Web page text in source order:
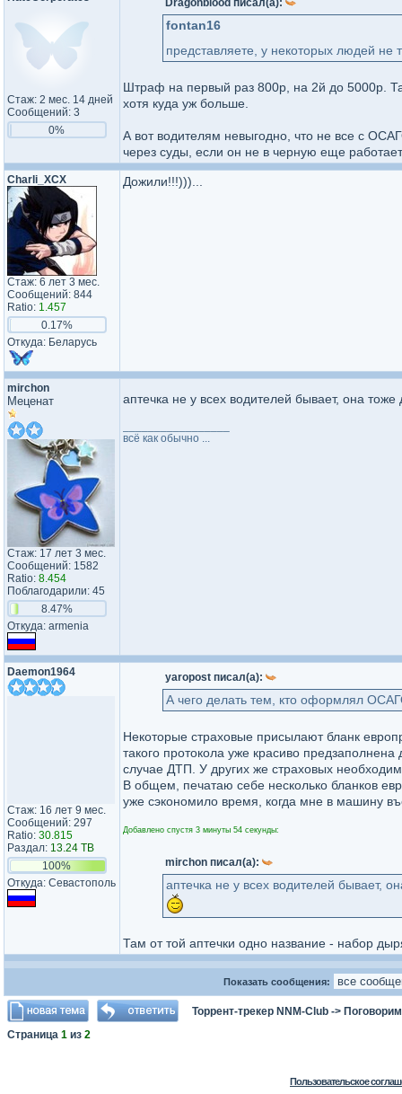
Стаж: 2 мес. 14 дней
Сообщений: 3
0%
Dragonblood писал(а):
fontan16
представляете, у некоторых людей не
Штраф на первый раз 800р, на 2й до 5000р.
хотя куда уж больше.
А вот водителям невыгодно, что не все с
через суды, если он не в черную еще
Charli_XCX
Стаж: 6 лет 3 мес.
Сообщений: 844
Ratio: 1.457
0.17%
Откуда: Беларусь
Дожили!!!)))...
mirchon
Меценат
Стаж: 17 лет 3 мес.
Сообщений: 1582
Ratio: 8.454
Поблагодарили: 45
8.47%
Откуда: armenia
аптечка не у всех водителей бывает, она
всё как обычно ...
Daemon1964
Стаж: 16 лет 9 мес.
Сообщений: 297
Ratio: 30.815
Раздал: 13.24 TB
100%
Откуда: Севастополь
yaropost писал(а):
А чего делать тем, кто оформлял
Некоторые страховые присылают бланк
такого протокола уже красиво
случае ДТП. У других же страховых
В общем, печатаю себе несколько бланков
уже сэкономило время, когда мне в машину
Добавлено спустя 3 минуты 54 секунды:
mirchon писал(а):
аптечка не у всех водителей бывает,
Там от той аптечки одно название - набор
Показать сообщения:
Торрент-трекер NNM-Club -> Поговорим
Страница 1 из 2
Пользовательское